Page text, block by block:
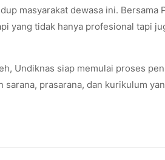
masyarakat dewasa ini.
yang tidak hanya profesional tapi
Undiknas siap memulai proses
prasarana, dan kurikulum